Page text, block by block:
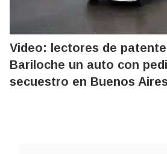
Video: lectores de
Bariloche un auto con
secuestro en Buenos Aires